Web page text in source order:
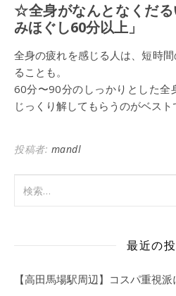
☆全身がなんとなくだ
みほぐし60分以上」
全身の疲れを感じる人は、短時
ることも。
60分〜90分のしっかりとした全
じっくり解してもらうのがベスト
投稿者: mandl
最近の
【高田馬場駅周辺】コスパ重視